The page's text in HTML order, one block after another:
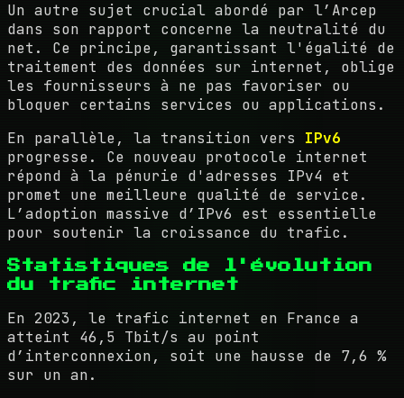
Un autre sujet crucial abordé par l’Arcep
dans son rapport concerne la neutralité du
net. Ce principe, garantissant l'égalité de
traitement des données sur internet, oblige
les fournisseurs à ne pas favoriser ou
bloquer certains services ou applications.
En parallèle, la transition vers IPv6
progresse. Ce nouveau protocole internet
répond à la pénurie d'adresses IPv4 et
promet une meilleure qualité de service.
L’adoption massive d’IPv6 est essentielle
pour soutenir la croissance du trafic.
Statistiques de l'évolution
du trafic internet
En 2023, le trafic internet en France a
atteint 46,5 Tbit/s au point
d’interconnexion, soit une hausse de 7,6 %
sur un an.